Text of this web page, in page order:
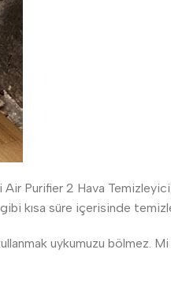
Purifier 2 Hava
gibi kısa süre içerisinde
uykumuzu